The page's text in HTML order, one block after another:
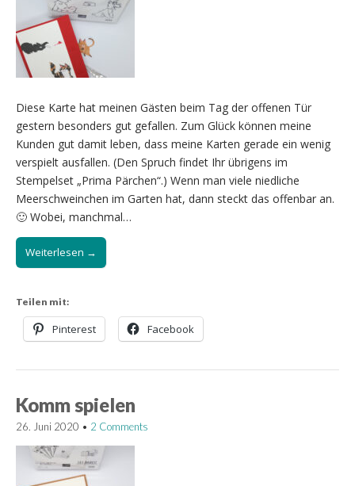
Diese Karte hat meinen Gästen beim Tag der offenen Tür
gestern besonders gut gefallen. Zum Glück können meine
Kunden gut damit leben, dass meine Karten gerade ein wenig
verspielt ausfallen. (Den Spruch findet Ihr übrigens im
Stempelset „Prima Pärchen“.) Wenn man viele niedliche
Meerschweinchen im Garten hat, dann steckt das offenbar an.
🙂 Wobei, manchmal…
Weiterlesen →
Teilen mit:
Pinterest Facebook
Komm spielen
26. Juni 2020 • 2 Comments